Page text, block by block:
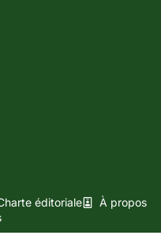
éditoriale
À propos